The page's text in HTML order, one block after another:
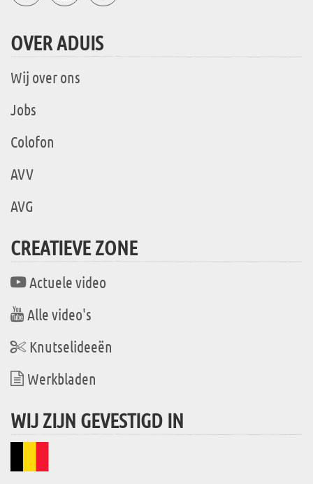
OVER ADUIS
Wij over ons
Jobs
Colofon
AVV
AVG
CREATIEVE ZONE
Actuele video
Alle video's
Knutselideeën
Werkbladen
WIJ ZIJN GEVESTIGD IN